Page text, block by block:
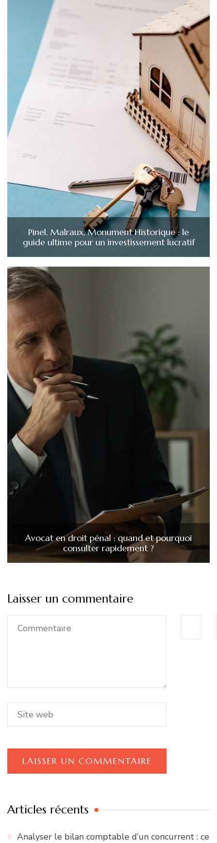
Pinel, Malraux, Monument Historique : le
guide ultime pour un investissement lucratif
Avocat en droit pénal : quand et pourquoi
consulter rapidement ?
Laisser un commentaire
Articles récents
Analyser le bilan comptable d’un concurrent : ce